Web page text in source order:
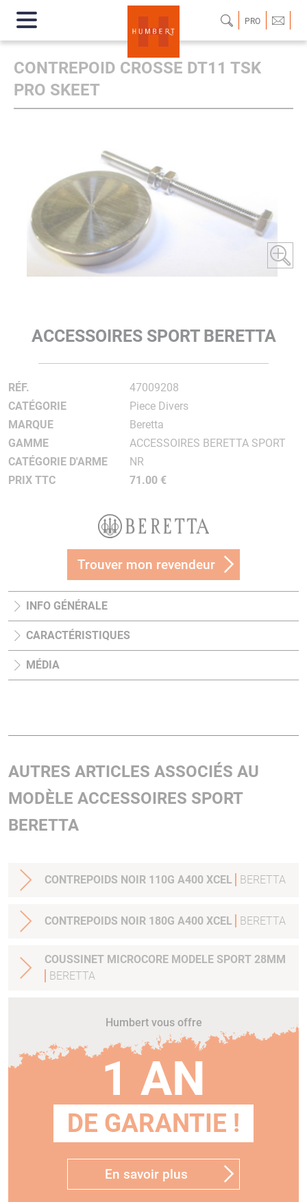
PRO
CONTREPOID CROSSE DT11 TSK
PRO SKEET
ACCESSOIRES SPORT BERETTA
RÉF.
47009208
CATÉGORIE
Piece Divers
MARQUE
Beretta
GAMME
ACCESSOIRES BERETTA SPORT
CATÉGORIE D'ARME
NR
PRIX TTC
71.00 €
Trouver mon revendeur
INFO GÉNÉRALE
CARACTÉRISTIQUES
MÉDIA
AUTRES ARTICLES ASSOCIÉS AU
MODÈLE ACCESSOIRES SPORT
BERETTA
CONTREPOIDS NOIR 110G A400 XCEL BERETTA
CONTREPOIDS NOIR 180G A400 XCEL BERETTA
COUSSINET MICROCORE MODELE SPORT 28MM
BERETTA
Humbert vous offre
1 AN
DE GARANTIE !
En savoir plus